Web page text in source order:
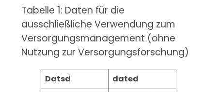
Tabelle 1: Daten für die
ausschließliche Verwendung zum
Versorgungsmanagement (ohne
Nutzung zur Versorgungsforschung)
Datsd dated